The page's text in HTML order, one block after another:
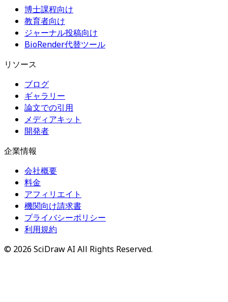
博士課程向け
教育者向け
ジャーナル投稿向け
BioRender代替ツール
リソース
ブログ
ギャラリー
論文での引用
メディアキット
開発者
企業情報
会社概要
料金
アフィリエイト
機関向け請求書
プライバシーポリシー
利用規約
© 2026 SciDraw AI All Rights Reserved.